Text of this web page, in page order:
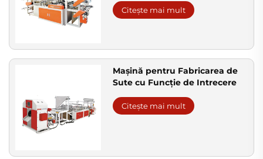
Citește mai mult
Mașină pentru Fabricarea de
Sute cu Funcție de Intrecere
Citește mai mult